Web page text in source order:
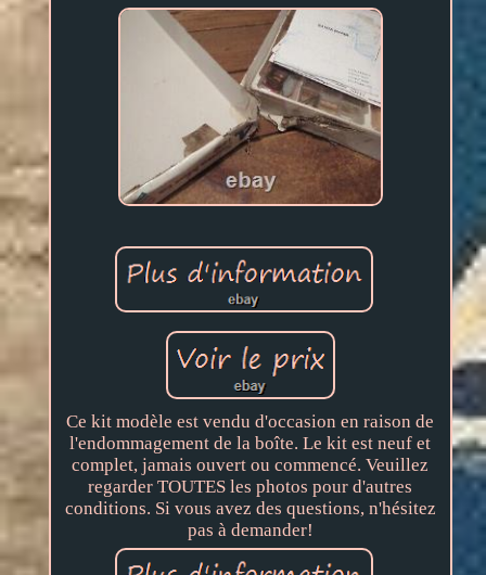
Ce kit modèle est vendu d'occasion en raison de
l'endommagement de la boîte. Le kit est neuf et
complet, jamais ouvert ou commencé. Veuillez
regarder TOUTES les photos pour d'autres
conditions. Si vous avez des questions, n'hésitez
pas à demander!